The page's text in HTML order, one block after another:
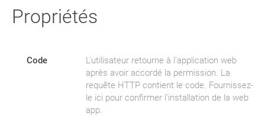
Propriétés
Code
L'utilisateur retourne à l'application web
après avoir accordé la permission. La
requête HTTP contient le code. Fournissez-
le ici pour confirmer l'installation de la web
app.